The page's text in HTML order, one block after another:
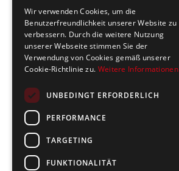
Wir verwenden Cookies, um die
Benutzerfreundlichkeit unserer Website zu
verbessern. Durch die weitere Nutzung
unserer Webseite stimmen Sie der
Verwendung von Cookies gemäß unserer
Cookie-Richtlinie zu. Weitere Informationen
UNBEDINGT ERFORDERLICH
PERFORMANCE
TARGETING
FUNKTIONALITÄT